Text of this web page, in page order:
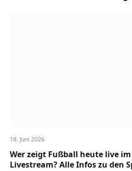
18. Juni 2026
Wer zeigt Fußball heute live
Livestream? Alle Infos zu den